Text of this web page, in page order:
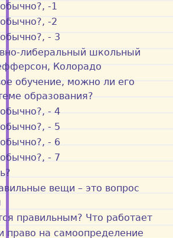
-1
-2
- 3
либеральный школьный
Колорадо
обучение, можно ли его
образования?
- 4
- 5
- 6
- 7
вещи – это вопрос
правильным? Что работает
право на самоопределение